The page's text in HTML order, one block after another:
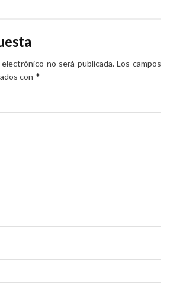
no será publicada. Los campos
con *